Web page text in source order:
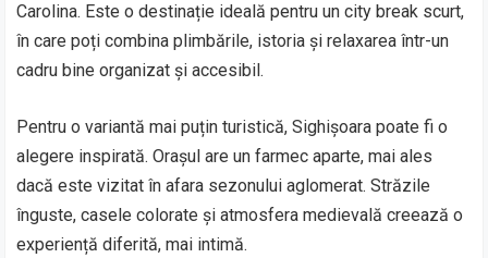
Carolina. Este o destinație ideală pentru un city break scurt,
în care poți combina plimbările, istoria și relaxarea într-un
cadru bine organizat și accesibil.
Pentru o variantă mai puțin turistică, Sighișoara poate fi o
alegere inspirată. Orașul are un farmec aparte, mai ales
dacă este vizitat în afara sezonului aglomerat. Străzile
înguste, casele colorate și atmosfera medievală creează o
experiență diferită, mai intimă.